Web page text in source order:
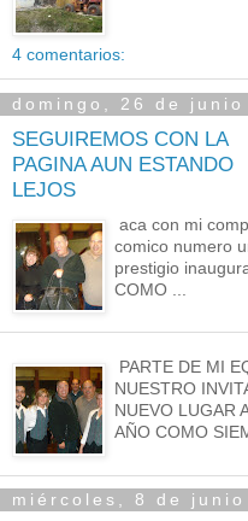
4 comentarios:
domingo, 26 de junio
SEGUIREMOS CON LA
PAGINA AUN ESTANDO
LEJOS
aca con mi
comico numero
prestigio
COMO ...
PARTE DE MI
NUESTRO
NUEVO LUGAR
AÑO COMO
miércoles, 8 de junio